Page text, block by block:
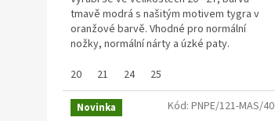
tmavě modrá s našitým motivem tygra v
oranžové barvě. Vhodné pro normální
nožky, normální nárty a úzké paty.
20
21 24 25
Novinka Kód: PNPE/121-MAS/40